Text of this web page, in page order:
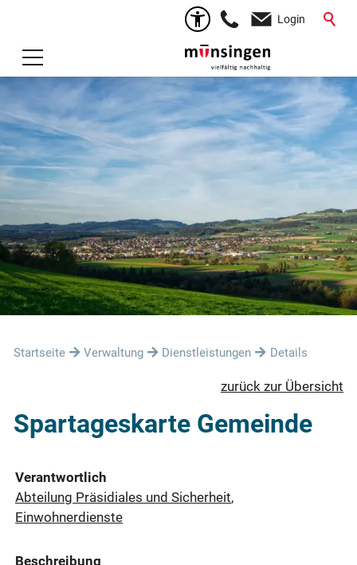
Login
Startseite Verwaltung Dienstleistungen Details
zurück zur Übersicht
Spartageskarte Gemeinde
Verantwortlich
Abteilung Präsidiales und Sicherheit,
Einwohnerdienste
Beschreibung